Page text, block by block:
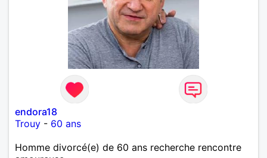
endora18
Trouy - 60 ans
Homme divorcé(e) de 60 ans recherche rencontre